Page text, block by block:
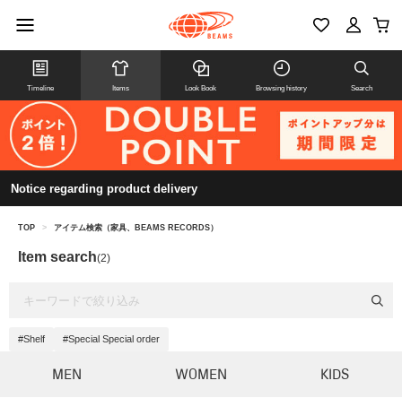
Timeline Items Look Book Browsing history Search
Notice regarding product delivery
TOP > アイテム検索（家具、BEAMS RECORDS）
Item search(2)
#Shelf #Special Special order
MEN WOMEN KIDS